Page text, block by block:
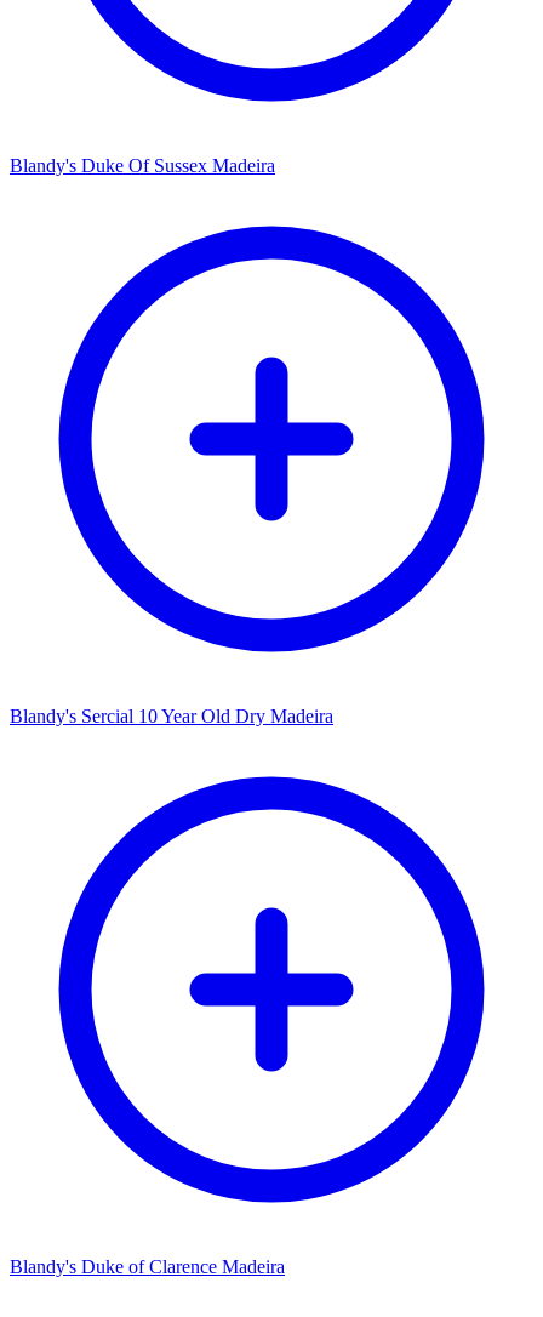
Blandy's Duke Of Sussex Madeira
Blandy's Sercial 10 Year Old Dry Madeira
Blandy's Duke of Clarence Madeira